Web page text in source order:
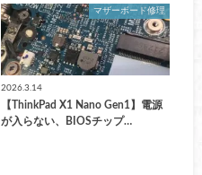
マザーボード修理
2026.3.14
【ThinkPad X1 Nano Gen1】電源
が入らない、BIOSチップ…